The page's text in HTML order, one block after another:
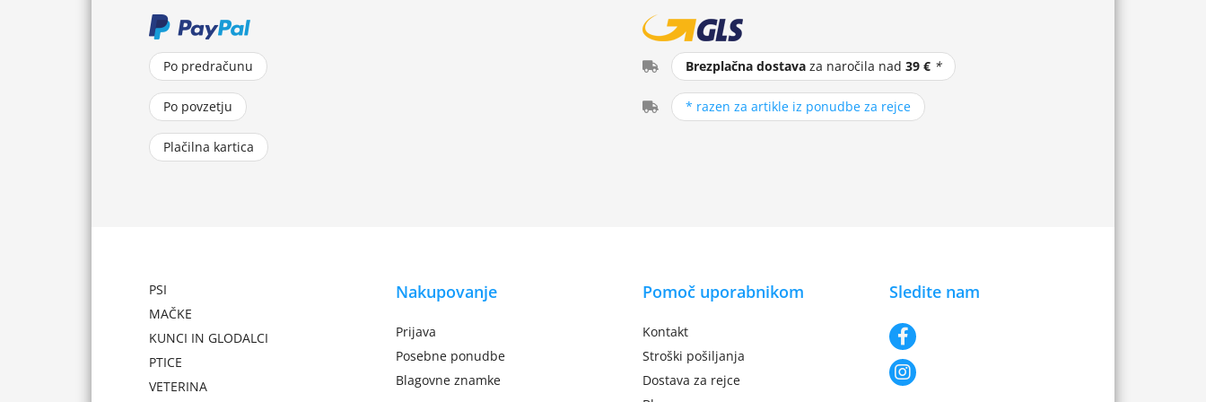
Po predračunu
Po povzetju
Plačilna kartica
Brezplačna dostavaza naročila nad 39 € *
* razen za artikle iz ponudbe za rejce
PSI
MAČKE
KUNCI IN GLODALCI
PTICE
VETERINA
Nakupovanje
Prijava
Posebne ponudbe
Blagovne znamke
Pomoč uporabnikom
Kontakt
Stroški pošiljanja
Dostava za rejce
Sledite nam